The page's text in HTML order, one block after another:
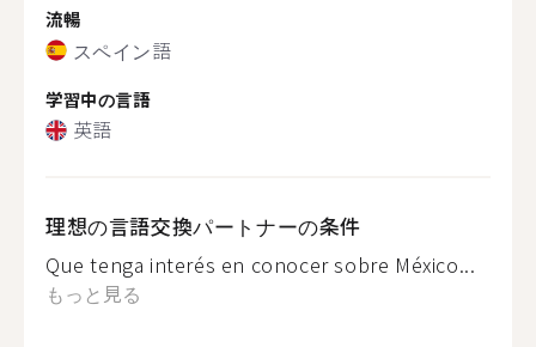
流暢
スペイン語
学習中の言語
英語
理想の言語交換パートナーの条件
Que tenga interés en conocer sobre México...
もっと見る